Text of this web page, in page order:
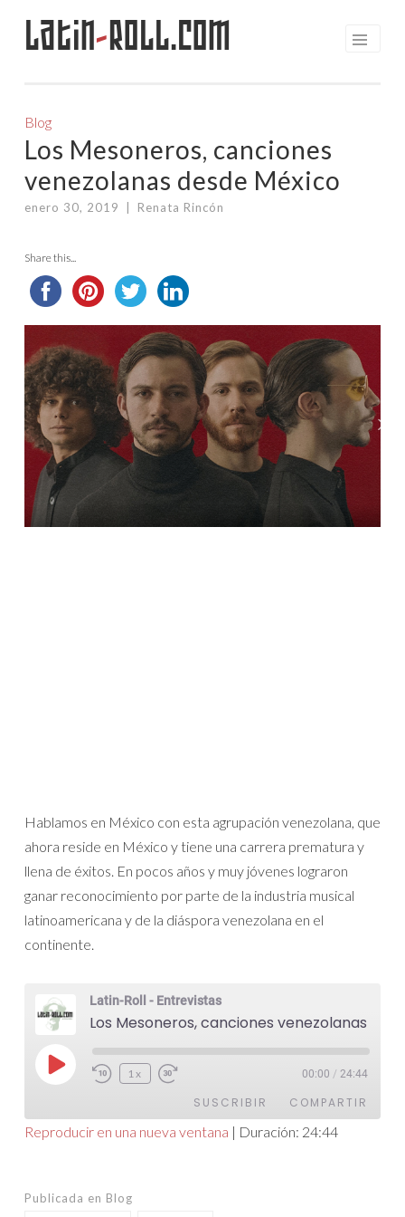
Saltar
Latin-Roll.com
Blog
Los Mesoneros, canciones
venezolanas desde México
enero 30, 2019 Renata Rincón
Share this...
Hablamos en México con esta agrupación venezolana, que
ahora reside en México y tiene una carrera prematura y
llena de éxitos. En pocos años y muy jóvenes lograron
ganar reconocimiento por parte de la industria musical
latinoamericana y de la diáspora venezolana en el
continente.
Latin-Roll - Entrevistas
Reproducir
episodio
1x 00:00 / 24:44
SUSCRIBIR COMPARTIR
ENLACE
Reproducir en una nueva ventana | Duración: 24:44
Publicada en Blog